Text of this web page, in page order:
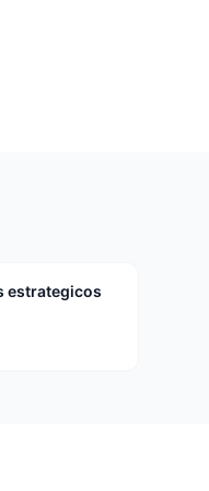
estrategicos